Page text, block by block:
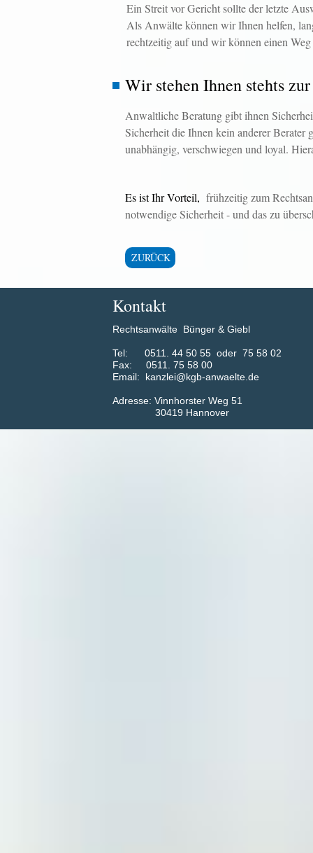
Ein Streit vor Gericht sollte der letzte
Als Anwälte können wir Ihnen helfen,
rechtzeitig auf und wir können einen
Wir stehen Ihnen stehts
Anwaltliche Beratung gibt ihnen
Sicherheit die Ihnen kein anderer
unabhängig, verschwiegen und loyal.
Es ist Ihr Vorteil, frühzeitig zum
notwendige Sicherheit - und das zu
ZURÜCK
Kontakt
Rechtsanwälte Bünger & Giebl
​Tel: 0511. 44 50 55 oder 75 58 02
Fax: 0511. 75 58 00
Email: kanzlei@kgb-anwaelte.de
Adress​​​​​​e: Vinnhorster Weg 51
30419 Hannover